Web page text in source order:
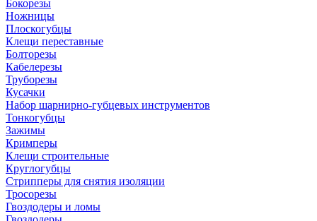
Бокорезы
Ножницы
Плоскогубцы
Клещи переставные
Болторезы
Кабелерезы
Труборезы
Кусачки
Набор шарнирно-губцевых инструментов
Тонкогубцы
Зажимы
Кримперы
Клещи строительные
Круглогубцы
Стрипперы для снятия изоляции
Тросорезы
Гвоздодеры и ломы